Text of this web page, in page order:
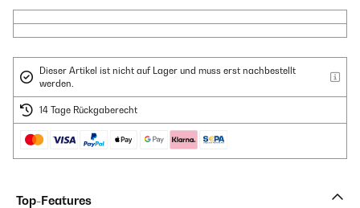
Dieser Artikel ist nicht auf Lager und muss erst nachbestellt
werden.
14 Tage Rückgaberecht
Top-Features